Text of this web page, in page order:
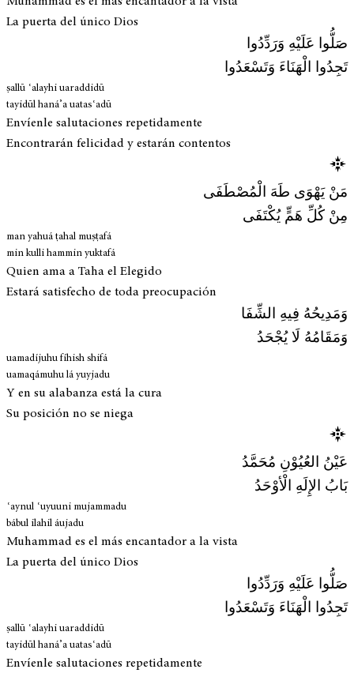
La puerta del único Dios
صَلُّوا عَلَيْهِ وَرَدِّدُوا
تَجِدُوا الْهَنَاءَ وَتَسْعَدُوا
ṣallū ʿalayhi uaraddidū
tayidūl haná’a uatasʿadū
Envíenle salutaciones repetidamente
Encontrarán felicidad y estarán contentos
مَنْ يَهْوَى طَهَ الْمُصْطَفَى
مِنْ كُلِّ هَمٍّ يُكْتَفَى
man yahuá ṭahal muṣṭafá
min kulli hammin yuktafá
Quien ama a Taha el Elegido
Estará satisfecho de toda preocupación
وَمَدِيحُهُ فِيهِ الشِّفَا
وَمَقَامُهُ لَا يُجْحَدُ
uamadíjuhu fíhish shifá
uamaqámuhu lá yuyjadu
Y en su alabanza está la cura
Su posición no se niega
عَيْنُ العُيُوْنِ مُحَمَّدُ
بَابُ الإِلَهِ الْأوْحَدُ
ʿaynul ʿuyuuni mujammadu
bábul ilahil áujadu
Muhammad es el más encantador a la vista
La puerta del único Dios
صَلُّوا عَلَيْهِ وَرَدِّدُوا
تَجِدُوا الْهَنَاءَ وَتَسْعَدُوا
ṣallū ʿalayhi uaraddidū
tayidūl haná’a uatasʿadū
Envíenle salutaciones repetidamente